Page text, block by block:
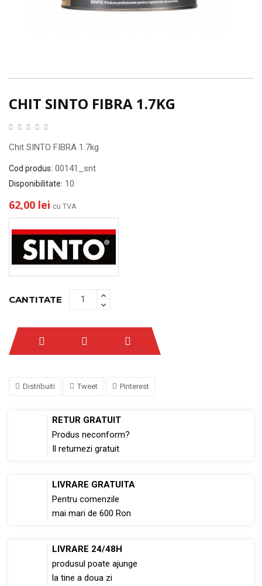
CHIT SINTO FIBRA 1.7KG
Chit SINTO FIBRA 1.7kg
Cod produs: 00141_snt
Disponibilitate: 10
62,00 lei cu TVA
CANTITATE
Distribuiti Tweet Pinterest
RETUR GRATUIT
Produs neconform?
Il returnezi gratuit
LIVRARE GRATUITA
Pentru comenzile
mai mari de 600 Ron
LIVRARE 24/48H
produsul poate ajunge
la tine a doua zi